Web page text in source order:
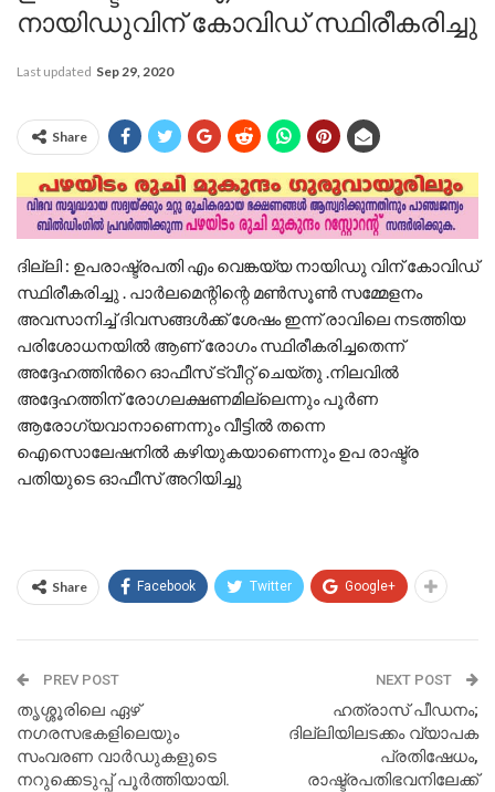
നായിഡുവിന് കോവിഡ് സ്ഥിരീകരിച്ചു
Last updated Sep 29, 2020
Share
ദില്ലി : ഉപരാഷ്ട്രപതി എം വെങ്കയ്യ നായിഡു വിന് കോവിഡ്
സ്ഥിരീകരിച്ചു . പാർലമെന്റിന്റെ മൺസൂൺ സമ്മേളനം
അവസാനിച്ച് ദിവസങ്ങൾക്ക് ശേഷം ഇന്ന് രാവിലെ നടത്തിയ
പരിശോധനയിൽ ആണ് രോഗം സ്ഥിരീകരിച്ചതെന്ന്
അദ്ദേഹത്തിൻറെ ഓഫീസ് ട്വീറ്റ് ചെയ്തു .നിലവിൽ
അദ്ദേഹത്തിന് രോഗലക്ഷണമില്ലെന്നും പൂർണ
ആരോഗ്യവാനാണെന്നും വീട്ടിൽ തന്നെ
ഐസൊലേഷനിൽ കഴിയുകയാണെന്നും ഉപ രാഷ്ട്ര
പതിയുടെ ഓഫീസ് അറിയിച്ചു
Share Facebook Twitter Google+
PREV POST
തൃശ്ശൂരിലെ ഏഴ്
നഗരസഭകളിലെയും
സംവരണ വാർഡുകളുടെ
നറുക്കെടുപ്പ് പൂർത്തിയായി.
NEXT POST
ഹത്രാസ് പീഡനം;
ദില്ലിയിലടക്കം വ്യാപക
പ്രതിഷേധം,
രാഷ്ട്രപതിഭവനിലേക്ക്